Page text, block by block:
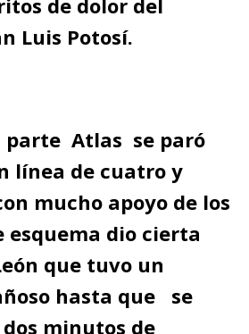
de dolor del
Luis Potosí.
parte Atlas se paró
línea de cuatro y
mucho apoyo de los
esquema dio cierta
que tuvo un
hasta que se
minutos de